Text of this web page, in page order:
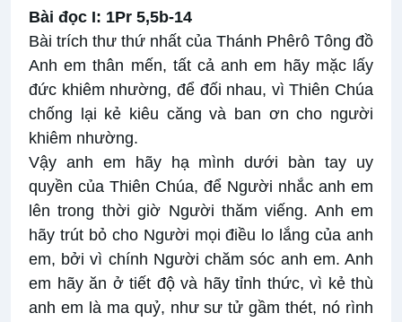
Bài đọc I: 1Pr 5,5b-14
Bài trích thư thứ nhất của Thánh Phêrô Tông đồ
Anh em thân mến, tất cả anh em hãy mặc lấy
đức khiêm nhường, để đối nhau, vì Thiên Chúa
chống lại kẻ kiêu căng và ban ơn cho người
khiêm nhường.
Vậy anh em hãy hạ mình dưới bàn tay uy
quyền của Thiên Chúa, để Người nhắc anh em
lên trong thời giờ Người thăm viếng. Anh em
hãy trút bỏ cho Người mọi điều lo lắng của anh
em, bởi vì chính Người chăm sóc anh em. Anh
em hãy ăn ở tiết độ và hãy tỉnh thức, vì kẻ thù
anh em là ma quỷ, như sư tử gầm thét, nó rình